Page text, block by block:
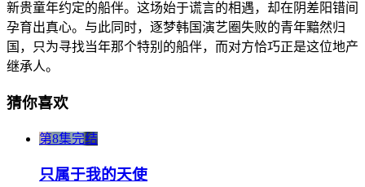
新贵童年约定的船伴。这场始于谎言的相遇，却在阴差阳错间
孕育出真心。与此同时，逐梦韩国演艺圈失败的青年黯然归
国，只为寻找当年那个特别的船伴，而对方恰巧正是这位地产
继承人。
猜你喜欢
第8集完结
只属于我的天使